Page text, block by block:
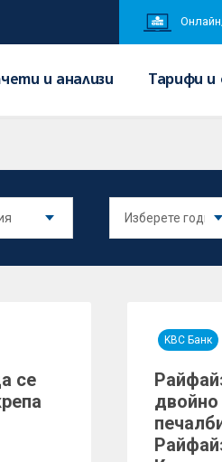
и анализи Тарифи
се
KBC Банк
двойно